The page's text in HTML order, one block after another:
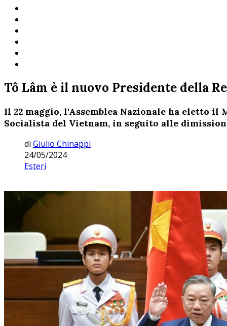
Tô Lâm è il nuovo Presidente della
Il 22 maggio, l'Assemblea Nazionale ha eletto il
Socialista del Vietnam, in seguito alle
di Giulio Chinappi
24/05/2024
Esteri